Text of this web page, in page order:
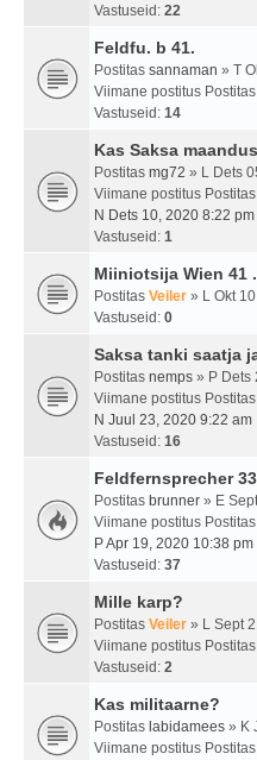
Vastuseid: 22
Feldfu. b 41.
Postitas sannaman » T
Viimane postitus Postitas
Vastuseid: 14
Kas Saksa
Postitas mg72 » L Dets
Viimane postitus Postitas
N Dets 10, 2020 8:22 pm
Vastuseid: 1
Miiniotsija Wien 41
Postitas Veiler » L Okt
Vastuseid: 0
Saksa tanki saatja
Postitas nemps » P Dets
Viimane postitus Postitas
N Juul 23, 2020 9:22 am
Vastuseid: 16
Feldfernsprecher 33
Postitas brunner » E
Viimane postitus Postitas
P Apr 19, 2020 10:38 pm
Vastuseid: 37
Mille karp?
Postitas Veiler » L Sept
Viimane postitus Postitas
Vastuseid: 2
Kas militaarne?
Postitas labidamees » K
Viimane postitus Postitas